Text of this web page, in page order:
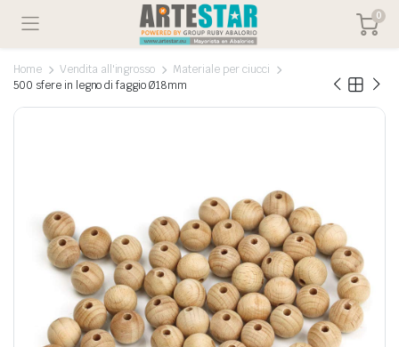
0
Home Vendita all'ingrosso
Materiale per ciucci
500 sfere in legno di faggio Ø18mm